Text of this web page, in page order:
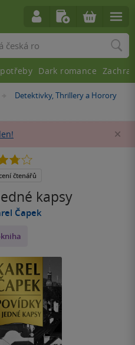
»
Detektivky, Thrillery a Horory
kapsy
Čapek
kniha
čtenářů
Dark romance